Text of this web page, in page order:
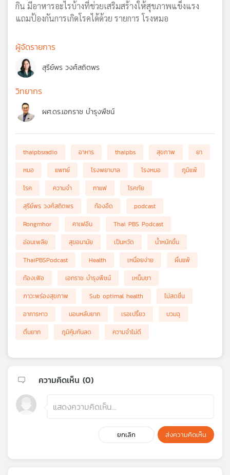
กิน มีอาหารอะไรบ้างที่ช่วยเสริมสร้างให้สุขภาพแข็งแรง
แถมป้องกันการเกิดโรคได้ด้วย รายการ โรงหมอ
ผู้จัดรายการ
สุรีย์พร วงศ์สถิตพร
วิทยากร
ผศ.ดร.เอกราช บำรุงพืชน์
thaipbsradio อาหาร thaipbs สุขภาพ
ยา
หมอ
แพทย์ โรงพยาบาล โรงหมอ
ภูมิแพ้
โรค
ความจำ กาแฟ
โรคภัย
สุรีย์พร วงศ์สถิตพร
ท้องอืด
podcast
Rongmhor
คาเฟอีน
Thai PBS Podcast
อ่อนเพลีย
สุขอนามัย เป็นหวัด
น้ำหนักขึ้น
ThaiPBSPodcast
Health เหนื่อยง่าย
ผื่นแพ้
ท้องเฟ้อ
เอกราช บำรุงพืชน์
เหน็บชา
ภาวะพร่องสุขภาพ
Sub optimal health
ไม่สดชื่น
อาการหาว
นอนหลับยาก เรอเปรี้ยว
บวมฉุ
ตื่นยาก
ภูมิคุ้มกันลด ความจำไม่ดี
ความคิดเห็น (0)
ยกเลิก ส่งความคิดเห็น